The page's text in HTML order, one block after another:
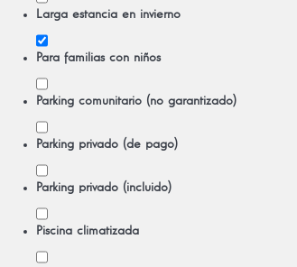
Larga estancia en invierno
Para familias con niños
Parking comunitario (no garantizado)
Parking privado (de pago)
Parking privado (incluido)
Piscina climatizada